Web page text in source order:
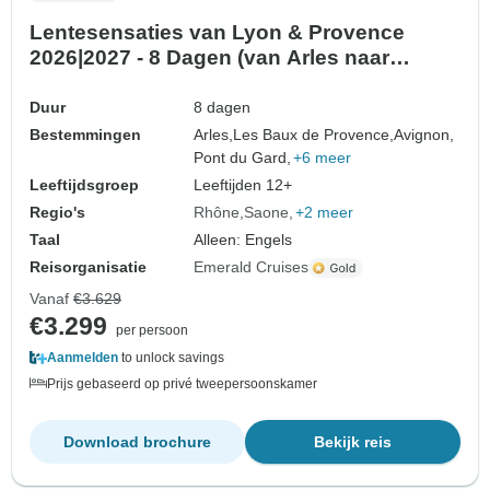
Lentesensaties van Lyon & Provence
2026|2027 - 8 Dagen (van Arles naar
Duur
8 dagen
Bestemmingen
Arles,Les Baux de Provence,Avignon,
Pont du Gard, +6 meer
Leeftijdsgroep
Leeftijden 12+
Regio's
Rhône Saone +2 meer
Taal
Alleen: Engels
Reisorganisatie
Emerald Cruises
Vanaf €3.629
€3.299
per persoon
Aanmelden to unlock savings
Prijs gebaseerd op privé tweepersoonskamer
Bekijk reis
Download brochure